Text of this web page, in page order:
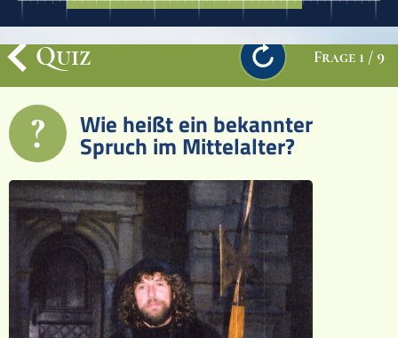
Termine
Schulmaterialien
Ereignisse
Lucys Wissensbox
Karte
Quiz
Memospiel
Quiz Frage 1 / 9
? Wie heißt ein bekannter
Spruch im Mittelalter?